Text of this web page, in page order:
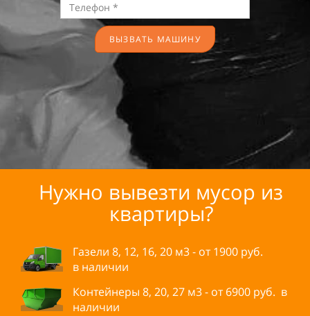
ВЫЗВАТЬ МАШИНУ
Нужно вывезти мусор из
квартиры?
Газели 8, 12, 16, 20 м3 - от 1900 руб.
в наличии
Контейнеры 8, 20, 27 м3 - от 6900 руб. в
наличии